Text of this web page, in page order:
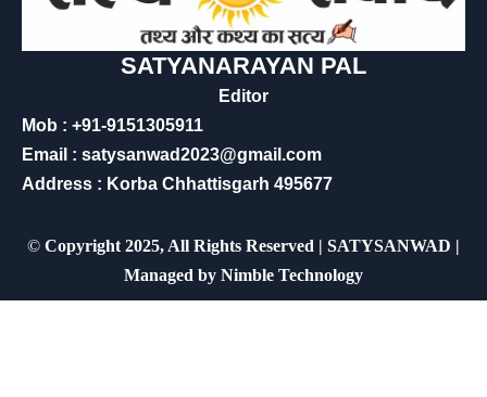
SATYANARAYAN PAL
Editor
Mob : +91-9151305911
Email : satysanwad2023@gmail.com
Address : Korba Chhattisgarh 495677
© Copyright 2025, All Rights Reserved | SATYSANWAD |
Managed by Nimble Technology